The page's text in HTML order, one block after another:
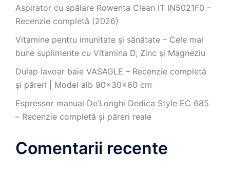
Aspirator cu spălare Rowenta Clean IT IN5021F0 –
Recenzie completă (2026)
Vitamine pentru imunitate și sănătate – Cele mai
bune suplimente cu Vitamina D, Zinc și Magneziu
Dulap lavoar baie VASAGLE – Recenzie completă
și păreri | Model alb 90x30x60 cm
Espressor manual De’Longhi Dedica Style EC 685
– Recenzie completă și păreri reale
Comentarii recente